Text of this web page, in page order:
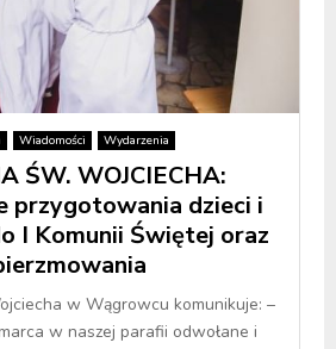
Wiadomości Wydarzenia
ŚW. WOJCIECHA:
przygotowania dzieci i
I Komunii Świętej oraz
w Wągrowcu komunikuje: –
w naszej parafii odwołane i